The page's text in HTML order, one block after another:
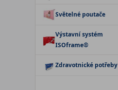
Světelné poutače
Výstavní systém
ISOframe®
Zdravotnické potřeby